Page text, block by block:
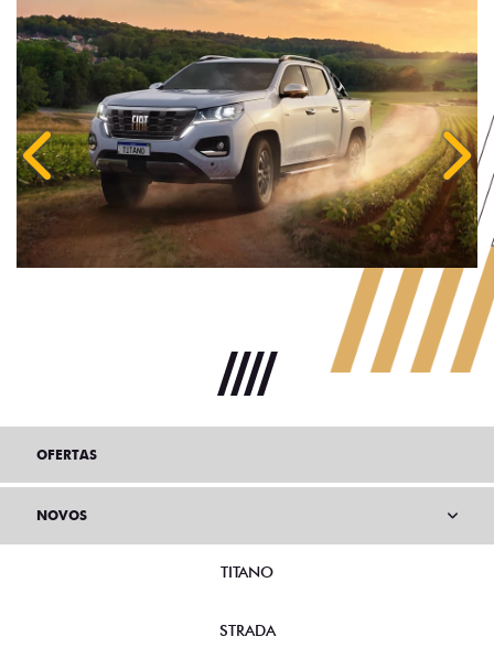
Anterior
OFERTAS
NOVOS
TITANO
STRADA